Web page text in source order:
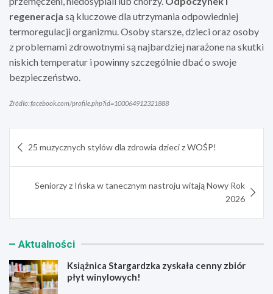
regeneracja są kluczowe dla utrzymania odpowiedniej
termoregulacji organizmu. Osoby starsze, dzieci oraz osoby
z problemami zdrowotnymi są najbardziej narażone na skutki
niskich temperatur i powinny szczególnie dbać o swoje
bezpieczeństwo.
Źródło: facebook.com/profile.php?id=100064912321888
wpisu
25 muzycznych stylów dla zdrowia dzieci z WOŚP!
Seniorzy z Ińska w tanecznym nastroju witają Nowy Rok
2026
Aktualności
Książnica Stargardzka zyskała cenny zbiór
płyt winylowych!